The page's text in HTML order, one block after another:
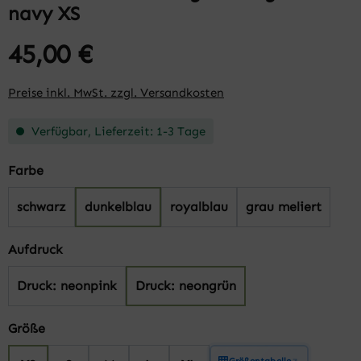
navy XS
45,00 €
Preise inkl. MwSt. zzgl. Versandkosten
Verfügbar, Lieferzeit: 1-3 Tage
Farbeauswählen
schwarz dunkelblau royalblau grau meliert
Aufdruckauswählen
Druck: neonpink Druck: neongrün
Größeauswählen